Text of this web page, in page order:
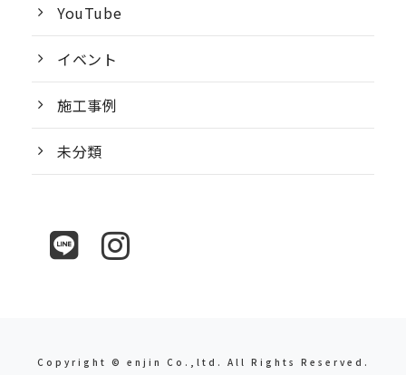
YouTube
イベント
施工事例
未分類
Copyright © enjin Co.,ltd. All Rights Reserved.